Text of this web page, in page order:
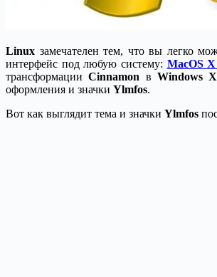
Linux замечателен тем, что вы легко
интерфейс под любую систему: MacOS X
трансформацииCinnamon вWindows
оформления и значки Ylmfos.
Вот как выглядит тема и значки Ylmfos